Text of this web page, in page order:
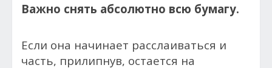
Важно снять абсолютно всю бумагу.
Если она начинает расслаиваться и
часть, прилипнув, остается на